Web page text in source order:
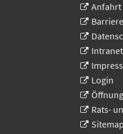
Intranet
Login
Rats-
Sitemap